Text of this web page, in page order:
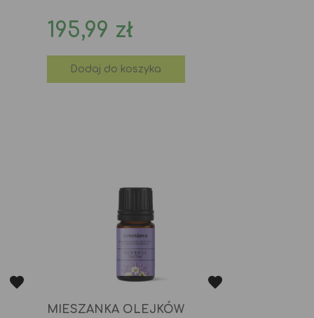
Cena
195,99 zł
Dodaj do koszyka
MIESZANKA OLEJKÓW